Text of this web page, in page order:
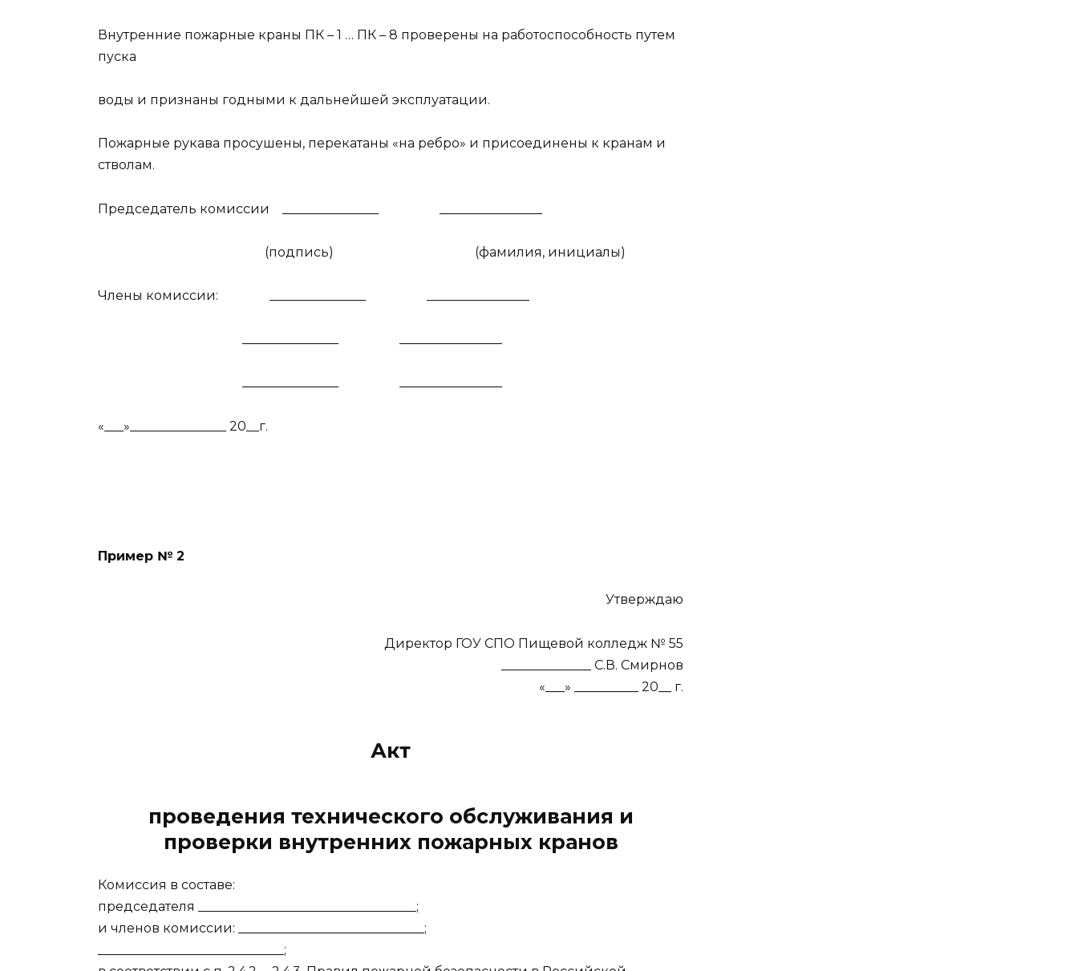
Внутренние пожарные краны ПК – 1 … ПК – 8 проверены на работоспособность путем
пуска
воды и признаны годными к дальнейшей эксплуатации.
Пожарные рукава просушены, перекатаны «на ребро» и присоединены к кранам и
стволам.
Председатель комиссии
(подпись) (фамилия, инициалы)
Члены комиссии:
«___»_______________ 20__г.
Пример № 2
Утверждаю
Директор ГОУ СПО Пищевой колледж № 55
______________ С.В. Смирнов
«___» __________ 20__ г.
Акт
проведения технического обслуживания и
проверки внутренних пожарных кранов
Комиссия в составе:
председателя __________________________________;
и членов комиссии: _____________________________;
_____________________________;